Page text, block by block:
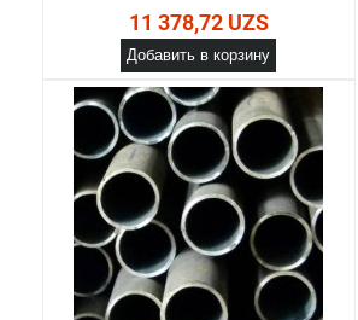
11 378,72 UZS
Добавить в корзину